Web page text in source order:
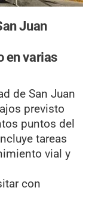
Juan
en varias
de San Juan
previsto
puntos del
tareas
vial y
con